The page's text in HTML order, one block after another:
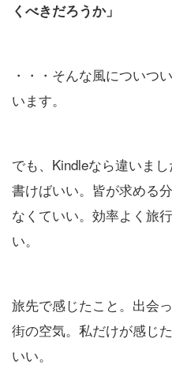
くべきだろうか」
・・・そんな風についつ
います。
でも、Kindleなら違いま
書けばいい。皆が求める
なくていい。効率よく旅
い。
旅先で感じたこと。出会
街の空気。私だけが感じ
いい。